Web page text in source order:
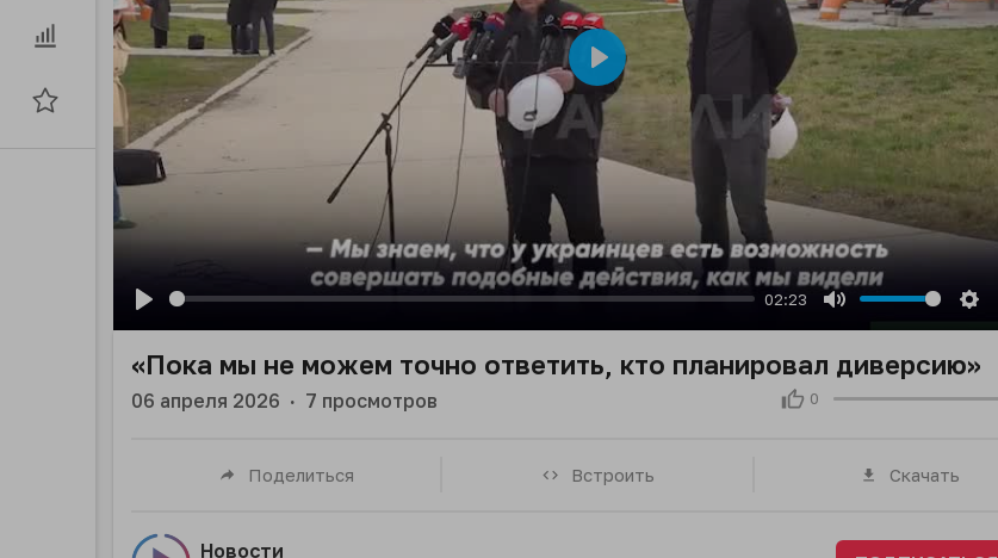
02:23
Play
«Пока мы не можем точно ответить, кто планировал диверсию»
0
06 апреля 2026 · 7 просмотров
Поделиться Встроить Скачать
Новости